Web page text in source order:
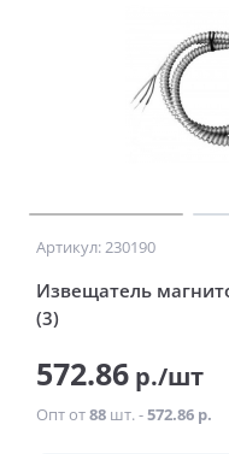
Артикул: 230190
Извещатель
(3)
572.86 р./шт
Опт от88 шт. -572.86 р.